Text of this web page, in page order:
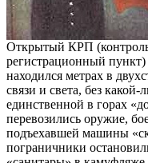
Открытый КРП
регистрационный пункт)
находился метрах в
связи и света, без
единственной в горах
перевозились оружие,
подъехавшей машины
пограничники